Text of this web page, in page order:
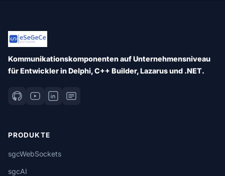
Kommunikationskomponenten auf Unternehmensniveau
für Entwickler in Delphi, C++ Builder, Lazarus und .NET.
PRODUKTE
sgcWebSockets
sgcAI